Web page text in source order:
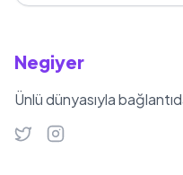
Negiyer
Ünlü dünyasıyla